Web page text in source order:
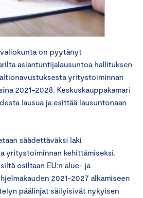
on pyytänyt
asiantuntijalausuntoa hallituksen
yritystoiminnan
2021-2028. Keskuskauppakamari
lausua ja esittää lausuntonaan
säädettäväksi laki
yritystoiminnan kehittämiseksi.
osiltaan EU:n alue- ja
2021-2027 alkamiseen
päälinjat säilyisivät nykyisen